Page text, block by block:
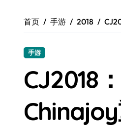
A56 5G惊艳
vivo S50新
首页 手游 2018
手游
CJ2018